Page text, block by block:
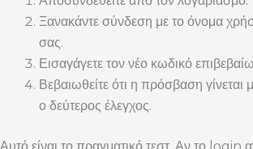
Ξανακάντε σύνδεση με το όνομα
σας.
Εισαγάγετε τον νέο κωδικό
Βεβαιωθείτε ότι η πρόσβαση
ο δεύτερος έλεγχος.